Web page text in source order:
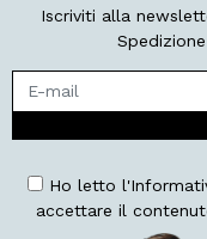
Iscriviti alla
Ho letto
accettare il